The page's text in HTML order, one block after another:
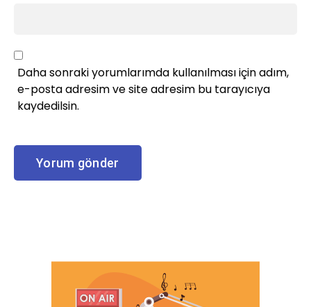
Daha sonraki yorumlarımda kullanılması için adım,
e-posta adresim ve site adresim bu tarayıcıya
kaydedilsin.